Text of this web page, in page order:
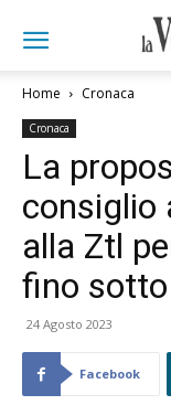
Home Cronaca
Cronaca
La
consiglio
alla Ztl
fino
24 Agosto 2023
Facebook